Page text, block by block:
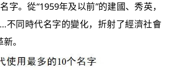
。從“1959年及以前”的建國、秀英，
不同時代名字的變化，折射了經濟社會
。